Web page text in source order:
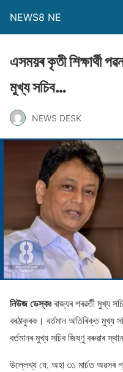
NEWS8 NE
এসময়ৰ কৃতী শিক্ষাৰ্থী
মুখ্য সচিব…
NEWS DESK
নিউজ ডেস্কঃৰাজ্যৰ পৰৱৰ্তী মুখ্য
বৰঠাকুৰক। বৰ্তমান অতিৰিক্ত মুখ্য
বৰ্তমানৰ মুখ্য সচিব জিষ্ণু বৰুৱাৰ
উল্লেখ্য যে, অহা ৩১ মাৰ্চত অৱসৰ